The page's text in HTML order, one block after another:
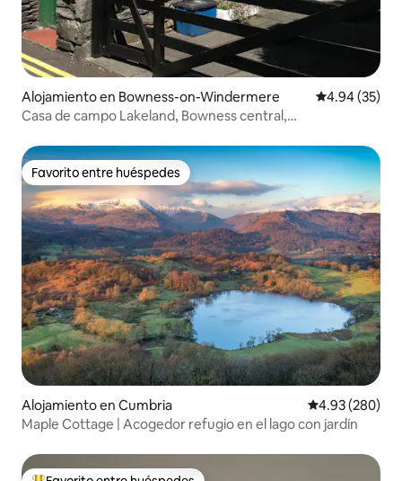
Alojamiento en Bowness-on-Windermere Calificación
4.94 (35)
Casa de campo Lakeland, Bowness central,
Favorito entre huéspedes
Favorito entre huéspedes
Alojamiento en Cumbria Calificación
4.93 (280)
Maple Cottage | Acogedor refugio en el lago con jardín